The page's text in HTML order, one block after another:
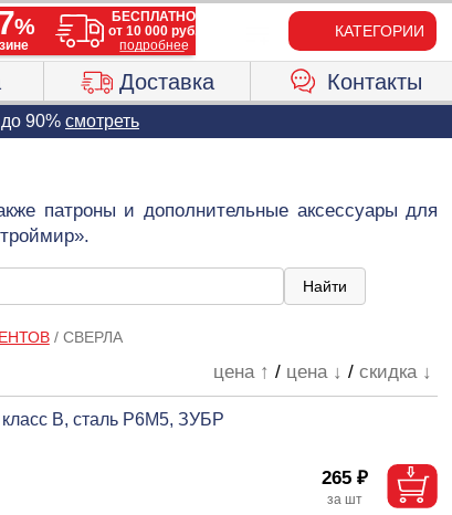
КАТЕГОРИИ
Доставка Контакты
90% смотреть
патроны и дополнительные аксессуары для
/ СВЕРЛА
цена ↑ / цена ↓ /скидка ↓
В, сталь P6М5, ЗУБР
265 ₽